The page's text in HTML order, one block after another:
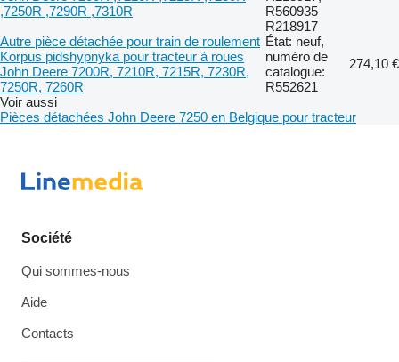
,7250R ,7290R ,7310R
R560935
R218917
Autre pièce détachée pour train de roulement
Korpus pidshypnyka pour tracteur à roues
John Deere 7200R, 7210R, 7215R, 7230R,
7250R, 7260R
État: neuf,
numéro de
catalogue:
R552621
274,10 €
Voir aussi
Pièces détachées John Deere 7250 en Belgique pour tracteur
Société
Qui sommes-nous
Aide
Contacts